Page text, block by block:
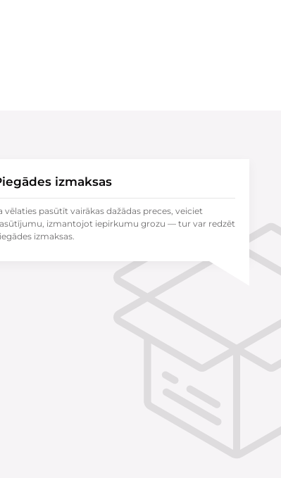
izmaksas
vēlaties pasūtīt vairākas dažādas preces, veiciet
izmantojot iepirkumu grozu — tur var redzēt
izmaksas.